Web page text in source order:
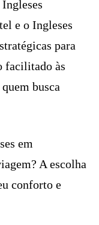
e o Ingleses
para
facilitado às
busca
em
A escolha
conforto e